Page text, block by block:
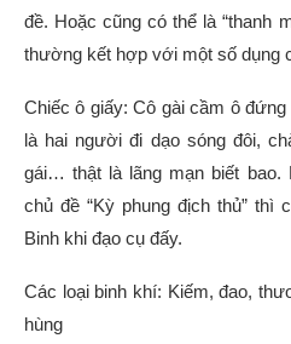
đề. Hoặc cũng có thể là “thanh
thường kết hợp với một số dụng
Chiếc ô giấy: Cô gài cầm ô
là hai người đi dạo sóng đôi,
gái… thật là lãng mạn biết bao.
chủ đề “Kỳ phung địch thủ” thì
Binh khi đạo cụ đấy.
Các loại binh khí: Kiếm, đao,
hùng